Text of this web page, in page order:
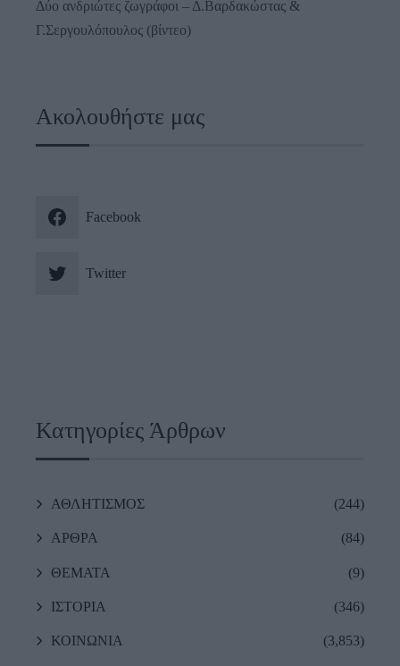
Δύο ανδριώτες ζωγράφοι – Δ.Βαρδακώστας &
Γ.Σεργουλόπουλος (βίντεο)
Ακολουθήστε μας
Facebook
Twitter
Κατηγορίες Άρθρων
ΑΘΛΗΤΙΣΜΟΣ (244)
ΑΡΘΡΑ (84)
ΘΕΜΑΤΑ (9)
ΙΣΤΟΡΙΑ (346)
ΚΟΙΝΩΝΙΑ (3,853)